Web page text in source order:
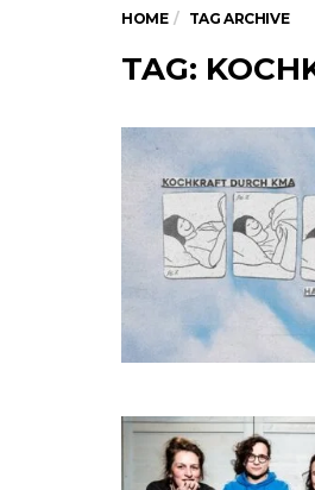
HOME TAG ARCHIVE
TAG: